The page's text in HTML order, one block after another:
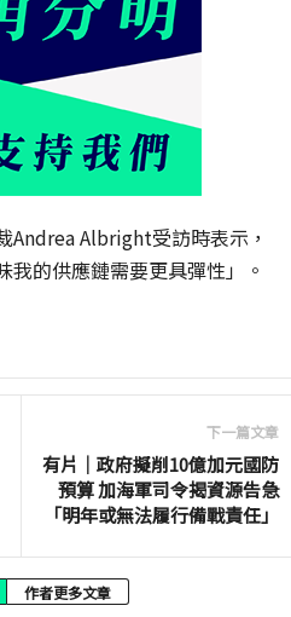
Andrea Albright受訪時表示，
我的供應鏈需要更具彈性」。
下一篇文章
有片│政府擬削10億加元國防
預算 加海軍司令揭資源告急
「明年或無法履行備戰責任」
作者更多文章